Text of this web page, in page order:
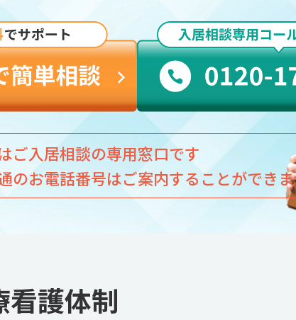
ご入居相談の専用窓口です
のお電話番号はご案内することができ
看護体制